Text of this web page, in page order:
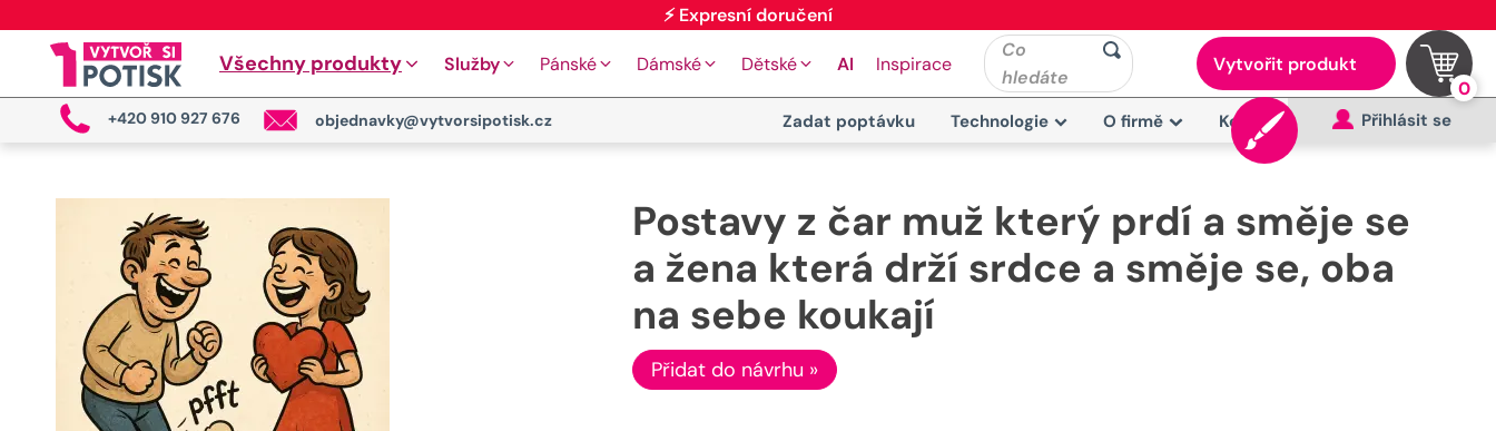
Všechny produkty Služby Pánské Dámské Dětské AI Inspirace
Co
hledáte
Vytvořit produkt
0
+420 910 927 676 objednavky@vytvorsipotisk.cz Zadat poptávku Technologie O firmě Kontakt Přihlásit se
Postavy z čar muž který prdí a směje se
a žena která drží srdce a směje se, oba
na sebe koukají
Přidat do návrhu »